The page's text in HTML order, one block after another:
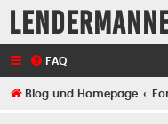
FAQ
Blog und Homepage